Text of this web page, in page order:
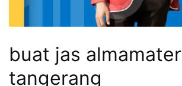
buat jas almamater
tangerang